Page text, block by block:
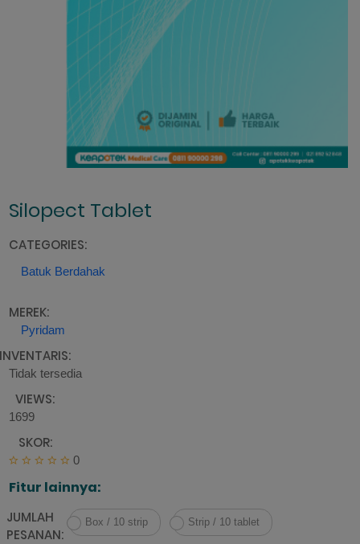
Silopect Tablet
CATEGORIES:
Batuk Berdahak
MEREK:
Pyridam
INVENTARIS:
Tidak tersedia
VIEWS:
1699
SKOR:
0
Fitur lainnya:
JUMLAH
PESANAN:
Box / 10 strip Strip / 10 tablet